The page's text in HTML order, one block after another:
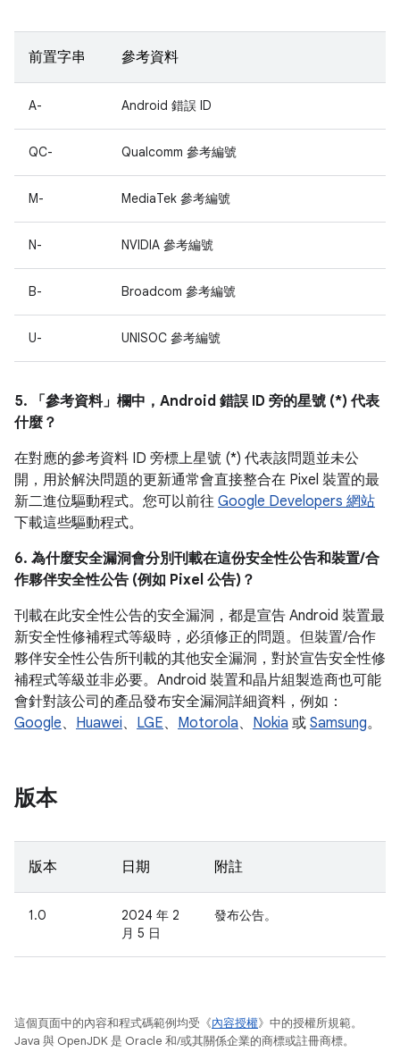
前置字串 參考資料
A- Android 錯誤 ID
QC- Qualcomm 參考編號
M- MediaTek 參考編號
N- NVIDIA 參考編號
B- Broadcom 參考編號
U- UNISOC 參考編號
5. 「參考資料」 欄中，Android 錯誤 ID 旁的星號 (*) 代表
什麼？
在對應的參考資料 ID 旁標上星號 (*) 代表該問題並未公
開，用於解決問題的更新通常會直接整合在 Pixel 裝置的最
新二進位驅動程式。您可以前往 Google Developers 網站
下載這些驅動程式。
6. 為什麼安全漏洞會分別刊載在這份安全性公告和裝置/合
作夥伴安全性公告 (例如 Pixel 公告)？
刊載在此安全性公告的安全漏洞，都是宣告 Android 裝置最
新安全性修補程式等級時，必須修正的問題。但裝置/合作
夥伴安全性公告所刊載的其他安全漏洞，對於宣告安全性修
補程式等級並非必要。Android 裝置和晶片組製造商也可能
會針對該公司的產品發布安全漏洞詳細資料，例如：
Google、 Huawei、 LGE、 Motorola、 Nokia 或 Samsung。
版本
版本 日期 附註
1.0
2024 年 2
月 5 日
發布公告。
這個頁面中的內容和程式碼範例均受《內容授權》中的授權所規範。
Java 與 OpenJDK 是 Oracle 和/或其關係企業的商標或註冊商標。